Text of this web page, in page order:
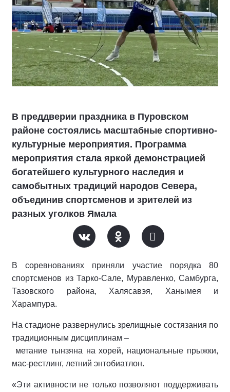
В преддверии праздника в Пуровском
районе состоялись масштабные спортивно-
культурные мероприятия. Программа
мероприятия стала яркой демонстрацией
богатейшего культурного наследия и
самобытных традиций народов Севера,
объединив спортсменов и зрителей из
разных уголков Ямала
В соревнованиях приняли участие порядка 80
спортсменов из Тарко-Сале, Муравленко, Самбурга,
Тазовского района, Халясавэя, Ханымея и
Харампура.
На стадионе развернулись зрелищные состязания по
традиционным дисциплинам –
метание тынзяна на хорей, национальные прыжки,
мас-рестлинг, летний энтобиатлон.
«Эти активности не только позволяют поддерживать